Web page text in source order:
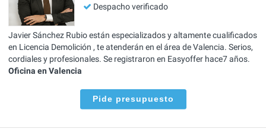
Despacho verificado
Javier Sánchez Rubio están especializados y altamente cualificados
en Licencia Demolición , te atenderán en el área de Valencia. Serios,
cordiales y profesionales. Se registraron en Easyoffer hace7 años.
Oficina en Valencia
Pide presupuesto